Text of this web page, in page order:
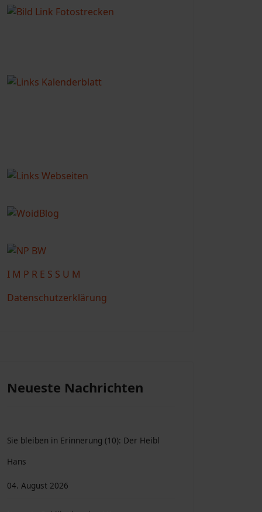
I M P R E S S U M
Datenschutzerklärung
Neueste Nachrichten
Sie bleiben in Erinnerung (10): Der Heibl
Hans
04. August 2026